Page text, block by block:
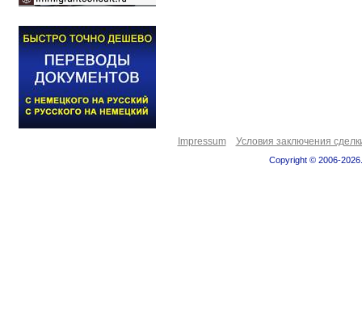
Impressum Условия заключения
Copyright © 2006-